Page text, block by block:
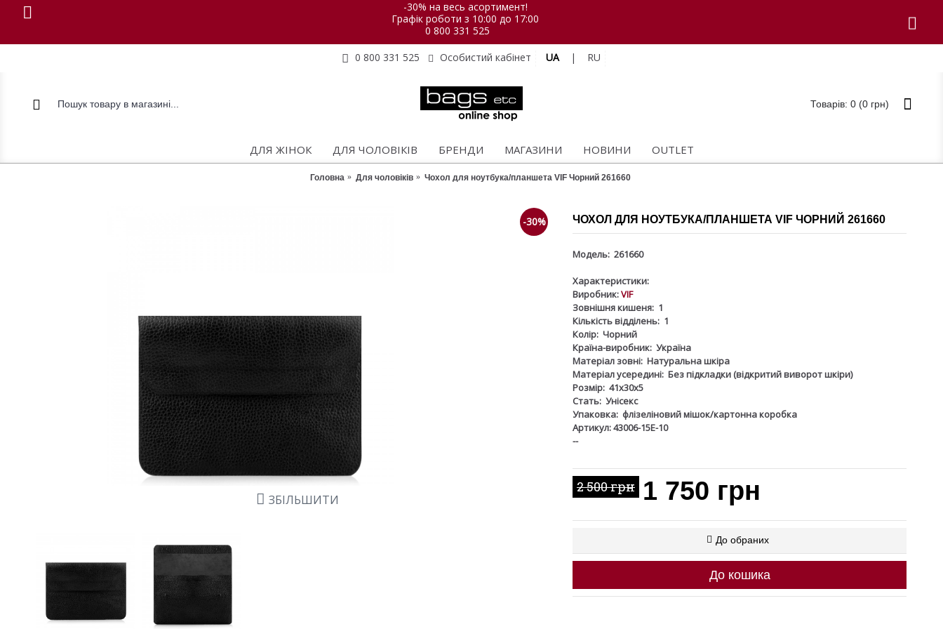
-30% на весь асортимент!
Графік роботи з 10:00 до 17:00
0 800 331 525
0 800 331 525
Особистий кабінет UA | RU
Товарів: 0 (0 грн)
ДЛЯ ЖІНОК ДЛЯ ЧОЛОВІКІВ БРЕНДИ МАГАЗИНИ НОВИНИ OUTLET
Головна Для чоловіків Чохол для ноутбука/планшета VIF Чорний 261660
-30%
ЗБІЛЬШИТИ
ЧОХОЛ ДЛЯ НОУТБУКА/ПЛАНШЕТА VIF ЧОРНИЙ 261660
Модель: 261660
Характеристики:
Виробник:VIF
Зовнішня кишеня: 1
Кількість відділень: 1
Колір: Чорний
Країна-виробник: Україна
Матеріал зовні: Натуральна шкіра
Матеріал усередині: Без підкладки (відкритий виворот шкіри)
Розмір: 41х30х5
Стать: Унісекс
Упаковка: флізеліновий мішок/картонна коробка
Артикул: 43006-15Е-10
--
2 500 грн 1 750 грн
До обраних
До кошика